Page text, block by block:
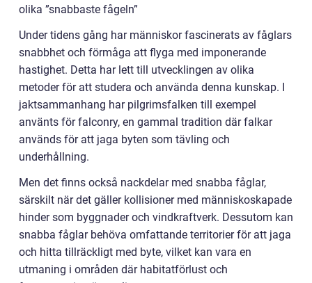
olika ”snabbaste fågeln”
Under tidens gång har människor fascinerats av fåglars
snabbhet och förmåga att flyga med imponerande
hastighet. Detta har lett till utvecklingen av olika
metoder för att studera och använda denna kunskap. I
jaktsammanhang har pilgrimsfalken till exempel
använts för falconry, en gammal tradition där falkar
används för att jaga byten som tävling och
underhållning.
Men det finns också nackdelar med snabba fåglar,
särskilt när det gäller kollisioner med människoskapade
hinder som byggnader och vindkraftverk. Dessutom kan
snabba fåglar behöva omfattande territorier för att jaga
och hitta tillräckligt med byte, vilket kan vara en
utmaning i områden där habitatförlust och